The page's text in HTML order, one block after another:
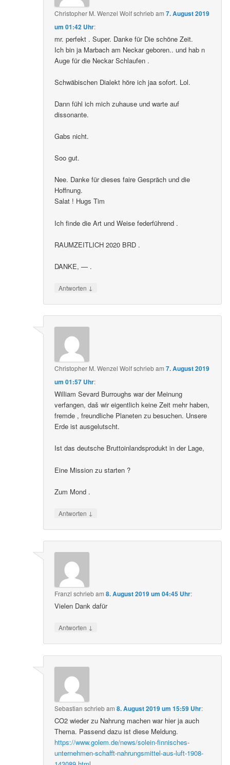
Christopher M. Wenzel Wolfschriebam7. August 2019
um 01:42 Uhr:
mr. perfekt . Super. Danke für Die schöne Zeit.
Ich bin ja Marbach am Neckar geboren.. und hab n
Auge für die Neckar Schlaufen .
Schwäbischen Dialekt höre ich jaa sofort. Lol.
Dann fühl ich mich zuhause und warte auf
dissonante.
Gabs nicht.
Soo gut.
Nee. Danke für dieses faire Gespräch und die
Hoffnung.
Salat ! Hugs Tim
Ich finde die Art und Weise federführend .
RAUMZEITLICH 2020 BRD .
DANKE, — .
Antworten ↓
Christopher M. Wenzel Wolfschriebam7. August 2019
um 01:57 Uhr:
William Sevard Burroughs war der Meinung
verfangen, daš wir eigentlich keine Zeit mehr haben,
fremde , freundliche Planeten zu besuchen. Unsere
Erde ist ausgelutscht.
Ist das deutsche Bruttoinlandsprodukt in der Lage,
Eine Mission zu starten ?
Zum Mond .
Antworten ↓
Franzl schriebam8. August 2019 um 04:45 Uhr:
Vielen Dank dafür
Antworten ↓
Sebastian schriebam8. August 2019 um 15:59 Uhr:
CO2 wieder zu Nahrung machen war hier ja auch
Thema. Passend dazu ist diese Meldung.
https://www.golem.de/news/solein-finnisches-
unternehmen-schafft-nahrungsmittel-aus-luft-1908-